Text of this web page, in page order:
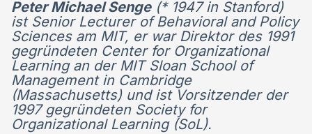
Peter Michael Senge(* 1947 in Stanford)
ist Senior Lecturer of Behavioral and Policy
Sciences am MIT, er war Direktor des 1991
gegründeten Center for Organizational
Learning an der MIT Sloan School of
Management in Cambridge
(Massachusetts) und ist Vorsitzender der
1997 gegründeten Society for
Organizational Learning (SoL).